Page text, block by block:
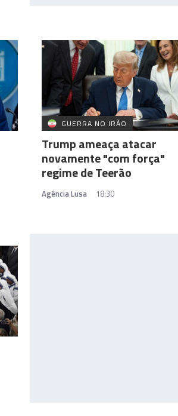
GUERRA NO IRÃO
Trump ameaça atacar
novamente "com força"
regime de Teerão
Agência Lusa 18:30